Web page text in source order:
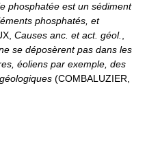
phosphatée est un sédiment
phosphatés, et
Causes anc. et act. géol.
se déposèrent pas dans les
éoliens par exemple, des
(COMBALUZIER,